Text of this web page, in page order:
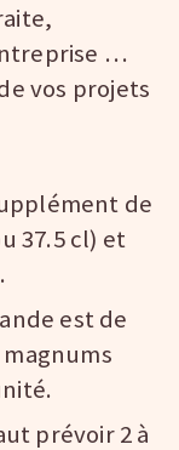
…
vos projets
de
37.5 cl) et
est de
prévoir 2 à